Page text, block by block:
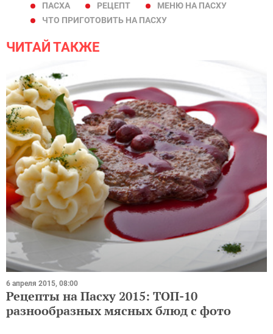
ПАСХА РЕЦЕПТ
МЕНЮ НА ПАСХУ
ЧТО ПРИГОТОВИТЬ НА ПАСХУ
ЧИТАЙ ТАКЖЕ
6 апреля 2015, 08:00
Рецепты на Пасху 2015: ТОП-10
разнообразных мясных блюд с фото